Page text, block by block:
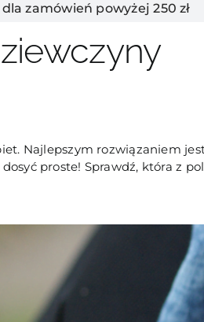
zamówień powyżej 250 zł
Najlepszym rozwiązaniem
proste! Sprawdź, która z